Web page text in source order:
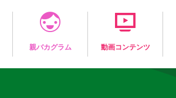
親バカグラム 動画コンテンツ